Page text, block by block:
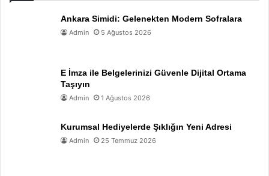
Ankara Simidi: Gelenekten Modern Sofralara
Admin 5 Ağustos 2026
E İmza ile Belgelerinizi Güvenle Dijital Ortama
Taşıyın
Admin 1 Ağustos 2026
Kurumsal Hediyelerde Şıklığın Yeni Adresi
Admin 25 Temmuz 2026